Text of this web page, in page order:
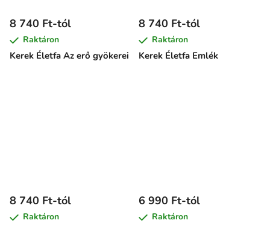
Kerek Életfa Az erő gyökerei
8 740 Ft-tól
Raktáron
Kerek Életfa Emlék
8 740 Ft-tól
Raktáron
8 740 Ft-tól
Raktáron
6 990 Ft-tól
Raktáron